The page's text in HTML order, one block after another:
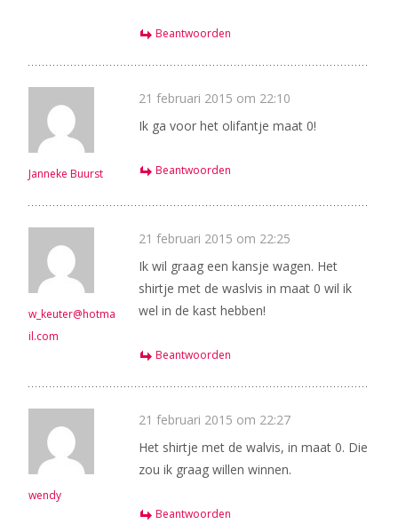
Beantwoorden
Janneke Buurst
21 februari 2015 om 22:10
Ik ga voor het olifantje maat 0!
Beantwoorden
w_keuter@hotma
il.com
21 februari 2015 om 22:25
Ik wil graag een kansje wagen. Het
shirtje met de waslvis in maat 0 wil ik
wel in de kast hebben!
Beantwoorden
wendy
21 februari 2015 om 22:27
Het shirtje met de walvis, in maat 0. Die
zou ik graag willen winnen.
Beantwoorden